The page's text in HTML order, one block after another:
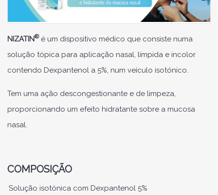
NIZATIN®é um dispositivo médico que consiste numa
solução tópica para aplicação nasal, límpida e incolor
contendo Dexpantenol a 5%, num veículo isotónico.
Tem uma ação descongestionante e de limpeza,
proporcionando um efeito hidratante sobre a mucosa
nasal.
COMPOSIÇÃO
Solução isotónica com Dexpantenol 5%